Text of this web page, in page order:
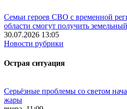
Семьи героев СВО с временной
области смогут получить
30.07.2026 13:05
Новости рубрики
Острая ситуация
Серьёзные проблемы со светом
жары